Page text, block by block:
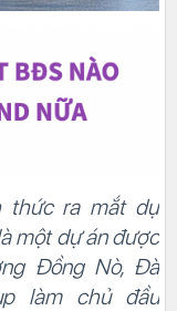
ra mắt dự
một dự án được
Đồng Nò, Đà
làm chủ đầu